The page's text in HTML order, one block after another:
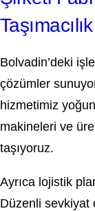
Taşımacılık
Bolvadin’deki
çözümler
hizmetimiz
makineleri ve
taşıyoruz.
Ayrıca lojistik
Düzenli sevkiyat